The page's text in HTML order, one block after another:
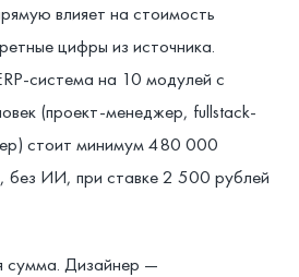
влияет на стоимость
цифры из источника.
система на 10 модулей с
(проект-менеджер, fullstack-
стоит минимум 480 000
без ИИ, при ставке 2 500 рублей
сумма. Дизайнер —